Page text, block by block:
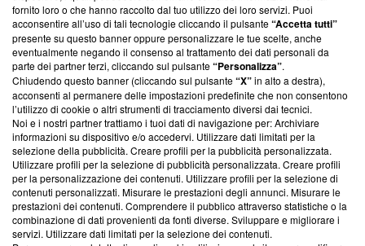
ancora membro del programma, ma ha richiesto di farne
parte; Trust Project non ha ancora effettuato una verifica di
conformità agli standard.
Su di noi
Team editoriale
Corporate
Redazione
Informativa Privacy
Cookie Policy
Blasting SA, IDI CHE-247.845.224, Via Carlo Frasca, 3 - 6900
fornito loro o che hanno raccolto dal tuo utilizzo dei loro servizi. Puoi
acconsentire all’uso di tali tecnologie cliccando il pulsante“Accetta tutti”
presente su questo banner oppure personalizzare le tue scelte, anche
eventualmente negando il consenso al trattamento dei dati personali da
parte dei partner terzi, cliccando sul pulsante“Personalizza”.
Chiudendo questo banner (cliccando sul pulsante“X”in alto a destra),
acconsenti al permanere delle impostazioni predefinite che non consentono
l’utilizzo di cookie o altri strumenti di tracciamento diversi dai tecnici.
Noi e i nostri partner trattiamo i tuoi dati di navigazione per: Archiviare
informazioni su dispositivo e/o accedervi. Utilizzare dati limitati per la
selezione della pubblicità. Creare profili per la pubblicità personalizzata.
Utilizzare profili per la selezione di pubblicità personalizzata. Creare profili
per la personalizzazione dei contenuti. Utilizzare profili per la selezione di
contenuti personalizzati. Misurare le prestazioni degli annunci. Misurare le
prestazioni dei contenuti. Comprendere il pubblico attraverso statistiche o la
combinazione di dati provenienti da fonti diverse. Sviluppare e migliorare i
servizi. Utilizzare dati limitati per la selezione dei contenuti.